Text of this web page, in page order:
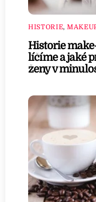
HISTORIE,
Historie
líčíme a jaké
ženy v